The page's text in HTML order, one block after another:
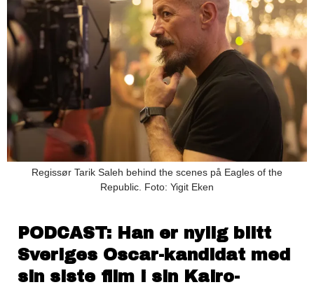
Regissør Tarik Saleh behind the scenes på Eagles of the
Republic. Foto: Yigit Eken
PODCAST: Han er nylig blitt
Sveriges Oscar-kandidat med
sin siste film i sin Kairo-